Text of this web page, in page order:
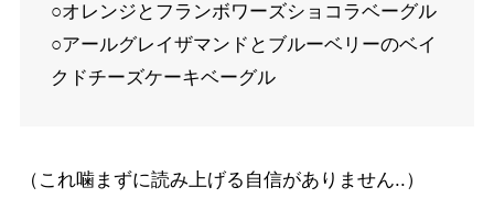
○オレンジとフランボワーズショコラベーグル
○アールグレイザマンドとブルーベリーのベイ
クドチーズケーキベーグル
（これ噛まずに読み上げる自信がありません..）